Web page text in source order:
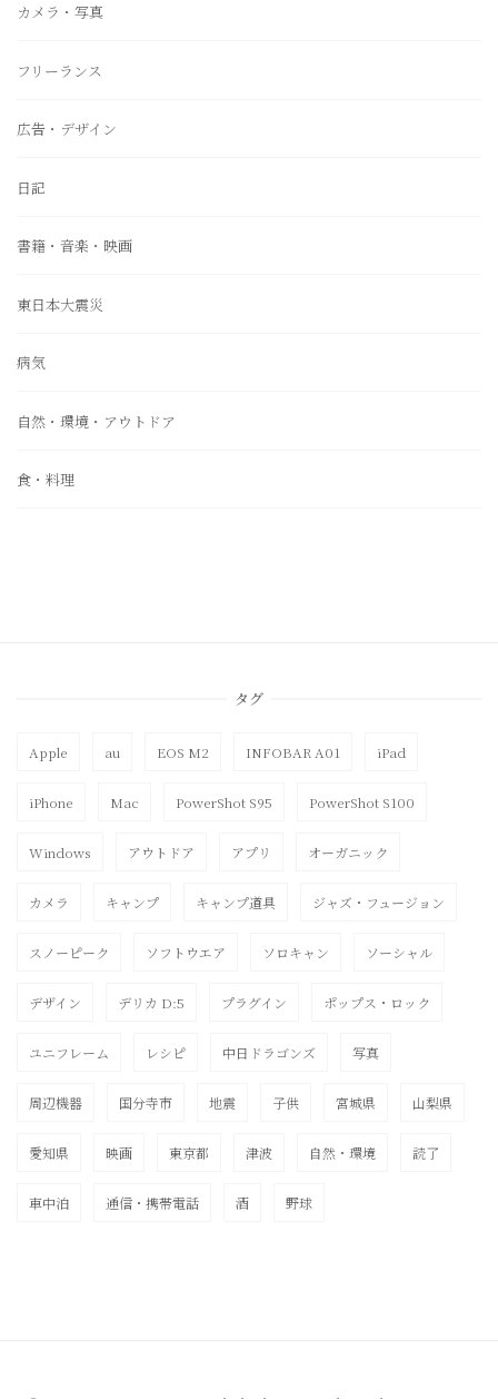
カメラ・写真
フリーランス
広告・デザイン
日記
書籍・音楽・映画
東日本大震災
病気
自然・環境・アウトドア
食・料理
タグ
Apple au EOS M2 INFOBAR A01 iPad
iPhone Mac PowerShot S95 PowerShot S100
Windows アウトドア アプリ オーガニック
カメラ キャンプ キャンプ道具 ジャズ・フュージョン
スノーピーク ソフトウエア ソロキャン ソーシャル
デザイン デリカ D:5 プラグイン ポップス・ロック
ユニフレーム レシピ 中日ドラゴンズ 写真
周辺機器 国分寺市 地震 子供 宮城県 山梨県
愛知県 映画 東京都 津波 自然・環境 読了
車中泊 通信・携帯電話 酒 野球